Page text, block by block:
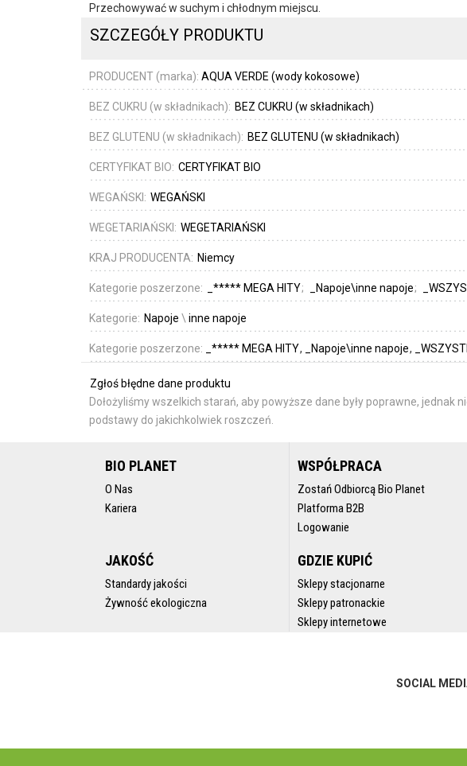
Przechowywać w suchym i chłodnym miejscu.
SZCZEGÓŁY PRODUKTU
PRODUCENT (marka): AQUA VERDE (wody kokosowe)
BEZ CUKRU (w składnikach): BEZ CUKRU (w składnikach)
BEZ GLUTENU (w składnikach): BEZ GLUTENU (w składnikach)
CERTYFIKAT BIO: CERTYFIKAT BIO
WEGAŃSKI: WEGAŃSKI
WEGETARIAŃSKI: WEGETARIAŃSKI
KRAJ PRODUCENTA: Niemcy
Kategorie poszerzone: _***** MEGA HITY _Napoje\inne napoje
Kategorie: Napoje \ inne napoje
Kategorie poszerzone: _***** MEGA HITY _Napoje\inne napoje
Zgłoś błędne dane produktu
Dołożyliśmy wszelkich starań, aby powyższe dane były poprawne,
podstawy do jakichkolwiek roszczeń.
BIO PLANET
O Nas
Kariera
WSPÓŁPRACA
Zostań Odbiorcą Bio Planet
Platforma B2B
Logowanie
JAKOŚĆ
Standardy jakości
Żywność ekologiczna
GDZIE KUPIĆ
Sklepy stacjonarne
Sklepy patronackie
Sklepy internetowe
SOCIAL